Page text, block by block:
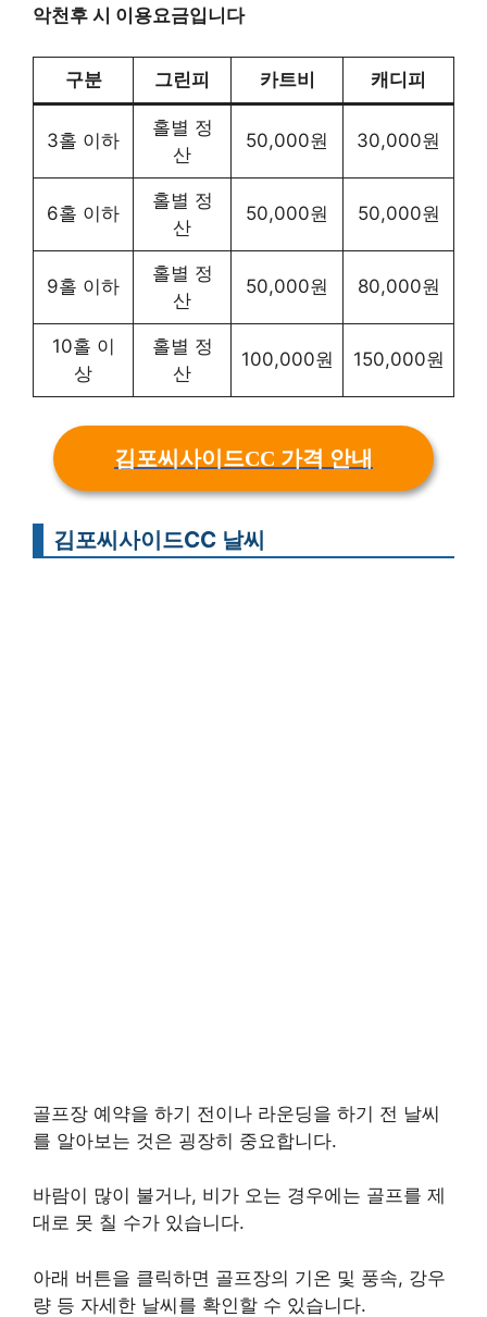
악천후 시 이용요금입니다
구분 그린피 카트비 캐디피
3홀 이하
홀별 정
산
50,000원 30,000원
6홀 이하
홀별 정
산
50,000원 50,000원
9홀 이하
홀별 정
산
50,000원 80,000원
10홀 이
상
홀별 정
산
100,000원 150,000원
김포씨사이드CC 가격 안내
김포씨사이드CC 날씨
골프장 예약을 하기 전이나 라운딩을 하기 전 날씨
를 알아보는 것은 굉장히 중요합니다.
바람이 많이 불거나, 비가 오는 경우에는 골프를 제
대로 못 칠 수가 있습니다.
아래 버튼을 클릭하면 골프장의 기온 및 풍속, 강우
량 등 자세한 날씨를 확인할 수 있습니다.